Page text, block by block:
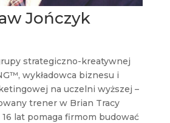
Jończyk
strategiczno-kreatywnej
wykładowca biznesu i
na uczelni wyższej –
trener w Brian Tracy
lat pomaga firmom budować